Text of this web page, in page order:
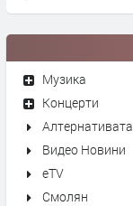
Музика
Концерти
Алтернативата
Видео Новини
eTV
Смолян